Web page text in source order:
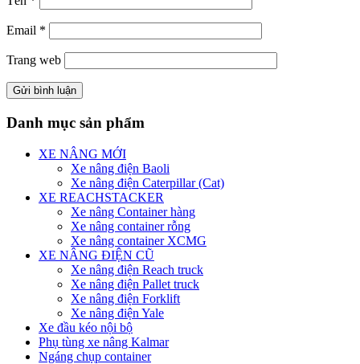
Email *
Trang web
Danh mục sản phẩm
XE NÂNG MỚI
Xe nâng điện Baoli
Xe nâng điện Caterpillar (Cat)
XE REACHSTACKER
Xe nâng Container hàng
Xe nâng container rỗng
Xe nâng container XCMG
XE NÂNG ĐIỆN CŨ
Xe nâng điện Reach truck
Xe nâng điện Pallet truck
Xe nâng điện Forklift
Xe nâng điện Yale
Xe đầu kéo nội bộ
Phụ tùng xe nâng Kalmar
Ngáng chụp container